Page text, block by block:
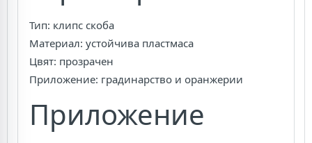
Тип: клипс скоба
Материал: устойчива пластмаса
Цвят: прозрачен
Приложение: градинарство и оранжерии
Приложение